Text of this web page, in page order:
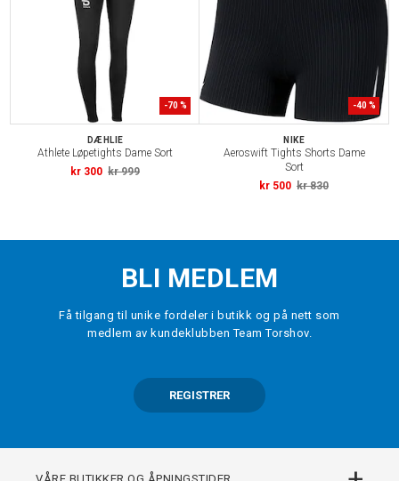
-70 %
DÆHLIE
Athlete Løpetights Dame Sort
kr 300 kr 999
-40 %
NIKE
Aeroswift Tights Shorts Dame
Sort
kr 500 kr 830
BLI MEDLEM
Få tilgang til unike fordeler i butikk og på nett som
medlem av kundeklubben Team Torshov.
REGISTRER
VÅRE BUTIKKER OG ÅPNINGSTIDER